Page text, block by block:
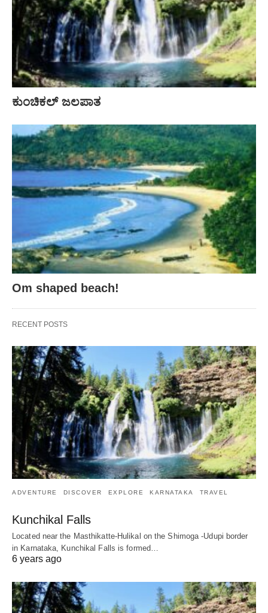
ಕುಂಚಿಕಲ್ ಜಲಪಾತ
Om shaped beach!
RECENT POSTS
ADVENTURE DISCOVER EXPLORE KARNATAKA TRAVEL
Kunchikal Falls
Located near the Masthikatte-Hulikal on the Shimoga -Udupi border
in Karnataka, Kunchikal Falls is formed…
6 years ago